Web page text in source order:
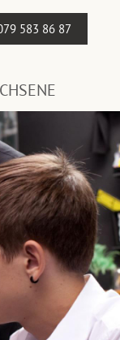
583 86 87